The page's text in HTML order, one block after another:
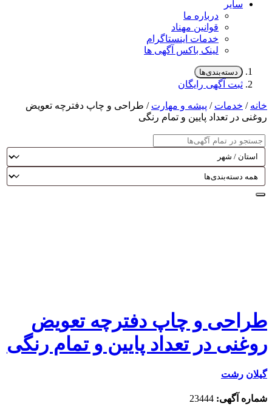
سایر
درباره ما
قوانین مهناد
خدمات اینستاگرام
لینک باکس آگهی ها
دسته‌بندی‌ها
ثبت آگهی رایگان
خانه/ خدمات/ پیشه و مهارت/ طراحی و چاپ دفترچه تعویض
روغنی در تعداد پایین و تمام رنگی
طراحی و چاپ دفترچه تعویض
روغنی در تعداد پایین و تمام رنگی
گیلان رشت
شماره آگهی: 23444